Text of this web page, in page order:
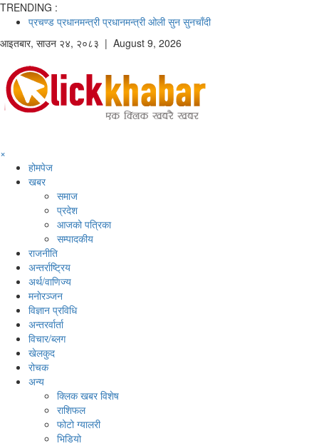
TRENDING :
प्रचण्ड प्रधानमन्त्री प्रधानमन्त्री ओली सुन सुनचाँदी
आइतबार, साउन २४, २०८३ | August 9, 2026
×
होमपेज
खबर
समाज
प्रदेश
आजको पत्रिका
सम्पादकीय
राजनीति
अन्तर्राष्ट्रिय
अर्थ/वाणिज्य
मनाेरञ्जन
विज्ञान प्रविधि
अन्तरर्वार्ता
विचार/ब्लग
खेलकुद
रोचक
अन्य
क्लिक खबर विशेष
राशिफल
फोटो ग्यालरी
भिडियो